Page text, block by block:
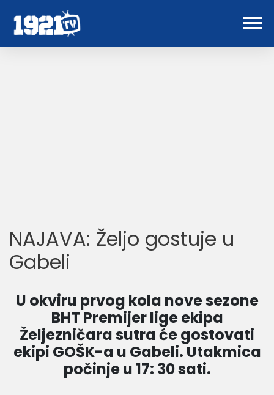
NAJAVA: Željo gostuje u
Gabeli
U okviru prvog kola nove sezone
BHT Premijer lige ekipa
Željezničara sutra će gostovati
ekipi GOŠK-a u Gabeli. Utakmica
počinje u 17: 30 sati.